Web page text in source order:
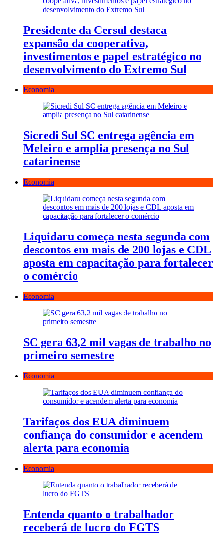
Presidente da Cersul destaca
expansão da cooperativa,
investimentos e papel estratégico no
desenvolvimento do Extremo Sul
Economia
Sicredi Sul SC entrega agência em
Meleiro e amplia presença no Sul
catarinense
Economia
Liquidaru começa nesta segunda com
descontos em mais de 200 lojas e CDL
aposta em capacitação para fortalecer
o comércio
Economia
SC gera 63,2 mil vagas de trabalho no
primeiro semestre
Economia
Tarifaços dos EUA diminuem
confiança do consumidor e acendem
alerta para economia
Economia
Entenda quanto o trabalhador
receberá de lucro do FGTS